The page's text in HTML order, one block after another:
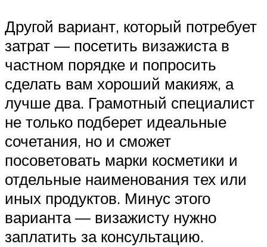
Другой вариант, который потребует
затрат — посетить визажиста в
частном порядке и попросить
сделать вам хороший макияж, а
лучше два. Грамотный специалист
не только подберет идеальные
сочетания, но и сможет
посоветовать марки косметики и
отдельные наименования тех или
иных продуктов. Минус этого
варианта — визажисту нужно
заплатить за консультацию.